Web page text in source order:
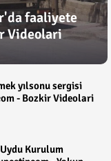
faaliyete
Videolari
yılsonu sergisi
- Bozkir Videolari
Kurulum